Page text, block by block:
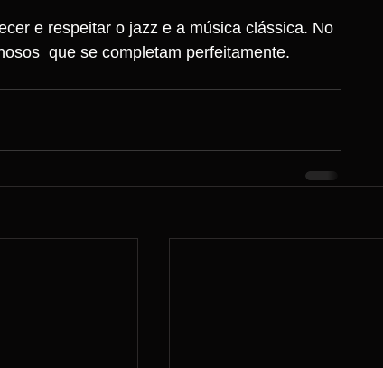
e respeitar o jazz e a música clássica. No
que se completam perfeitamente.